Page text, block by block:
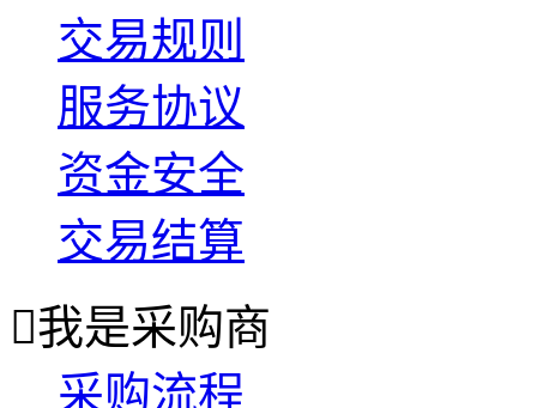
交易规则
服务协议
资金安全
交易结算
我是采购商
采购流程